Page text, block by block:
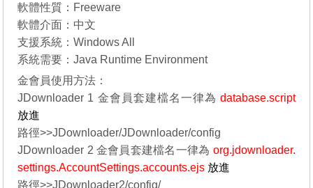
軟體性質：Freeware
軟體介面：中文
支援系統：Windows All
系統需要：Java Runtime Environment
金會員使用方法：
JDownloader 1 金會員套建檔名一律為 database.script
放進
路徑>>JDownloader/JDownloader/config
JDownloader 2 金會員套建檔名一律為 org.jdownloader.
settings.AccountSettings.accounts.ejs 放進
路徑>>JDownloader2/config/